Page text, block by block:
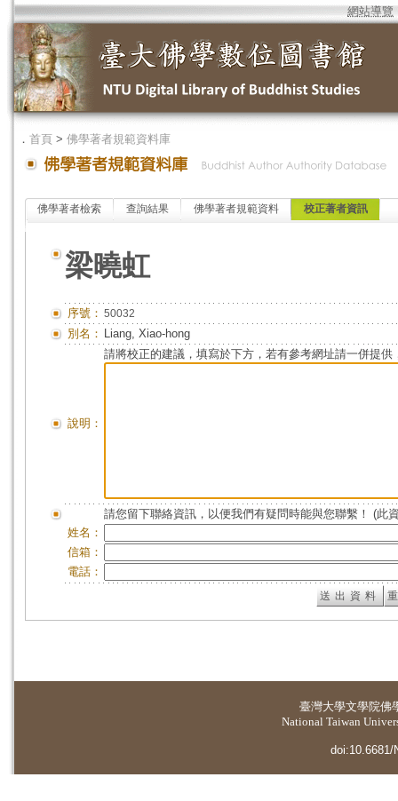
網站導覽
． 首頁 > 佛學著者規範資料庫
佛學著者檢索 查詢結果 佛學著者規範資料 校正著者資訊
梁曉虹
序號： 50032
別名： Liang, Xiao-hong
說明：
請將校正的建議，填寫於下方，若有參考網址請一併提供
請您留下聯絡資訊，以便我們有疑問時能與您聯繫！ (此
姓名：
信箱：
電話：
臺灣大學文學院佛
National Taiwan
doi:10.6681/